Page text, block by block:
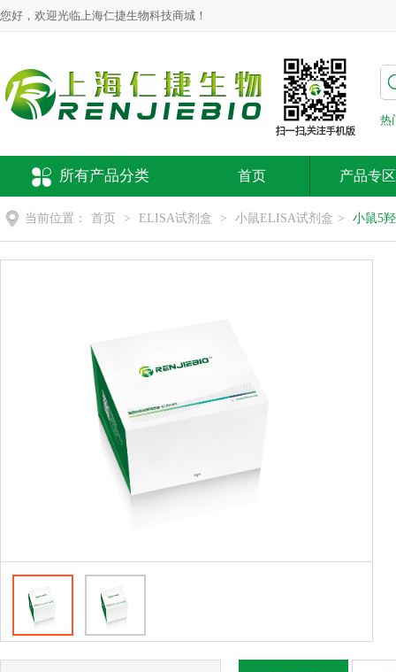
您好，欢迎光临上海仁捷生物科技商城！
热
所有产品分类 首页 产品专区
当前位置： 首页 > ELISA试剂盒 > 小鼠ELISA试剂盒 > 小鼠5